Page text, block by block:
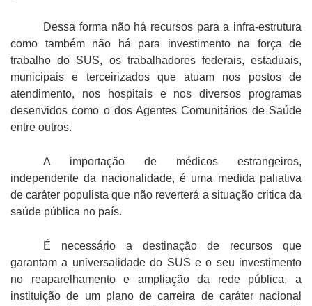
Dessa forma não há recursos para a infra-estrutura
como também não há para investimento na força de
trabalho do SUS, os trabalhadores federais, estaduais,
municipais e terceirizados que atuam nos postos de
atendimento, nos hospitais e nos diversos programas
desenvidos como o dos Agentes Comunitários de Saúde
entre outros.
A importação de médicos estrangeiros,
independente da nacionalidade, é uma medida paliativa
de caráter populista que não reverterá a situação critica da
saúde pública no país.
É necessário a destinação de recursos que
garantam a universalidade do SUS e o seu investimento
no reaparelhamento e ampliação da rede pública, a
instituição de um plano de carreira de caráter nacional